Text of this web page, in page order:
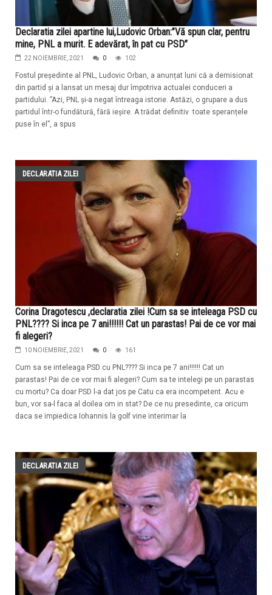
Declaratia zilei apartine lui,Ludovic Orban:”Vă spun clar, pentru
mine, PNL a murit. E adevărat, în pat cu PSD”
22 NOIEMBRIE, 2021 0 102
Fostul președinte al PNL, Ludovic Orban, a anunțat luni că a demisionat
din partid și a lansat un mesaj dur împotriva actualei conduceri a
partidului. ”Azi, PNL și-a negat întreaga istorie. Astăzi, o grupare a dus
partidul într-o fundătură, fără ieșire. A trădat definitiv toate speranțele
puse în el”, a spus
DECLARATIA ZILEI
Corina Dragotescu ,declaratia zilei !Cum sa se inteleaga PSD cu
PNL???? Si inca pe 7 ani!!!!!! Cat un parastas! Pai de ce vor mai
fi alegeri?
10 NOIEMBRIE, 2021 0 161
Cum sa se inteleaga PSD cu PNL???? Si inca pe 7 ani!!!!!! Cat un
parastas! Pai de ce vor mai fi alegeri? Cum sa te intelegi pe un parastas
cu mortu? Ca doar PSD l-a dat jos pe Catu ca era incompetent. Acu e
bun, vor sa-l faca al doilea om in stat? De ce nu presedinte, ca oricum
daca se impiedica Iohannis la golf vine interimar la
DECLARATIA ZILEI